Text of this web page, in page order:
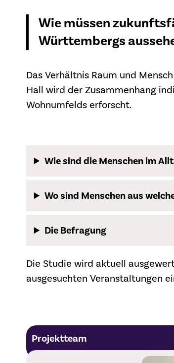
Wie müssen
Württembergs
Das Verhältnis Raum und
Hall wird der Zusammenhang
Wohnumfelds erforscht.
Wie sind die Menschen im
Wo sind Menschen aus
Die Befragung
Die Studie wird aktuell
ausgesuchten Veranstaltungen
Projektteam